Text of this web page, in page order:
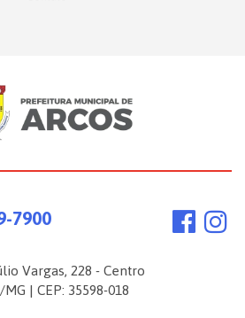
7900
Vargas, 228 - Centro
| CEP: 35598-018